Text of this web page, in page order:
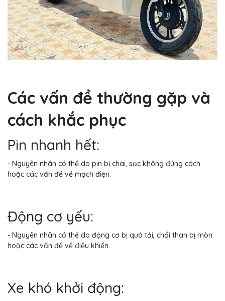
Các vấn đề thường gặp và
cách khắc phục
Pin nhanh hết:
- Nguyên nhân có thể do pin bị chai, sạc không đúng cách
hoặc các vấn đề về mạch điện.
Động cơ yếu:
- Nguyên nhân có thể do động cơ bị quá tải, chổi than bị mòn
hoặc các vấn đề về điều khiển.
Xe khó khởi động: